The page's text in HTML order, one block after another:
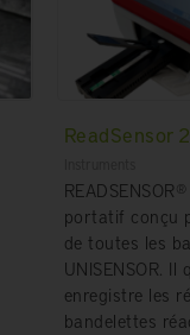
ReadSensor 2
portatif conçu
de toutes les
UNISENSOR.
enregistre les
bandelettes